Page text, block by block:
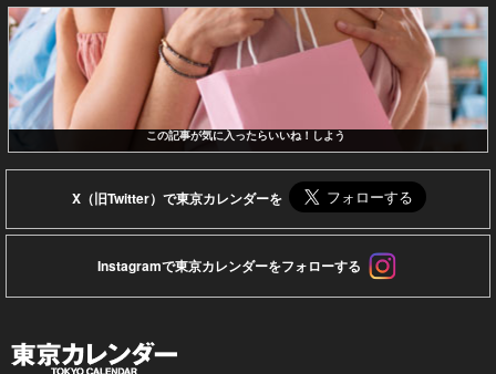
この記事が気に入ったらいいね！しよう
X（旧Twitter）で東京カレンダーを
Instagramで東京カレンダーをフォローする